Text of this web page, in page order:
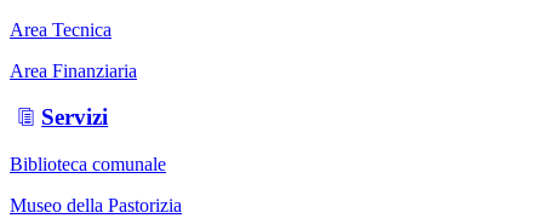
Area Tecnica
Area Finanziaria
Servizi
Biblioteca comunale
Museo della Pastorizia